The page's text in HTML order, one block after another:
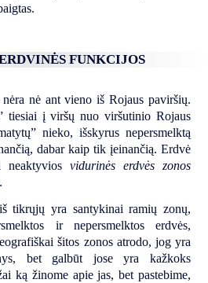
FUNKCIJOS
nėra nė ant vieno iš Rojaus paviršių.
tiesiai į viršų nuo viršutinio Rojaus
nieko, išskyrus nepersmelktą
dabar kaip tik įeinančią. Erdvė
neaktyvios vidurinės erdvės zonos
tikrųjų yra santykinai ramių zonų,
ir nepersmelktos erdvės,
šitos zonos atrodo, jog yra
bet galbūt jose yra kažkoks
ką žinome apie jas, bet pastebime,